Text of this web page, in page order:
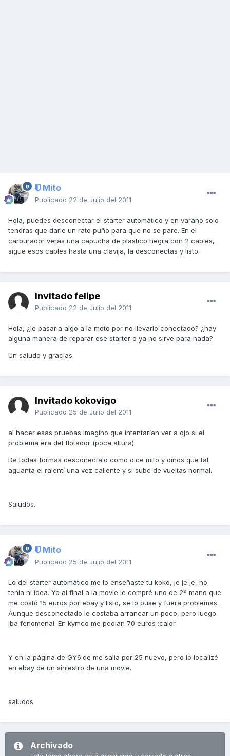
Mito
Publicado 22 de Julio del 2011
Hola, puedes desconectar el starter automático y en varano solo
tendras que darle un rato puño para que no se pare. En el
carburador veras una capucha de plastico negra con 2 cables,
sigue esos cables hasta una clavija, la desconectas y listo.
Invitado felipe
Publicado 22 de Julio del 2011
Hola, ¿le pasaria algo a la moto por no llevarlo conectado? ¿hay
alguna manera de reparar ese starter o ya no sirve para nada?
Un saludo y gracias.
Invitado kokovigo
Publicado 25 de Julio del 2011
al hacer esas pruebas imagino que intentarían ver a ojo si el
problema era del flotador (poca altura).
De todas formas desconectalo como dice mito y dinos que tal
aguanta el ralentí una vez caliente y si sube de vueltas normal.
Saludos.
Mito
Publicado 25 de Julio del 2011
Lo del starter automático me lo enseñaste tu koko, je je je, no
tenía ni idea. Yo al final a la movie le compré uno de 2ª mano que
me costó 15 euros por ebay y listo, se lo puse y fuera problemas.
Aunque desconectado le costaba arrancar un poco, pero luego
iba fenomenal. En kymco me pedian 70 euros :calor
Y en la página de GY6.de me salia por 25 nuevo, pero lo localizé
en ebay de un siniestro de una movie.
saludos
Archivado